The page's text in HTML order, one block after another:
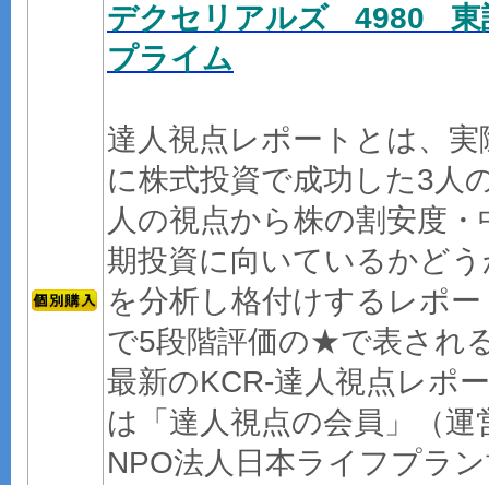
デクセリアルズ 4980 東
プライム
達人視点レポートとは、実
に株式投資で成功した3人
人の視点から株の割安度・
期投資に向いているかど
を分析し格付けするレポー
で5段階評価の★で表され
最新のKCR-達人視点レポ
は「達人視点の会員」（運
NPO法人日本ライフプラ